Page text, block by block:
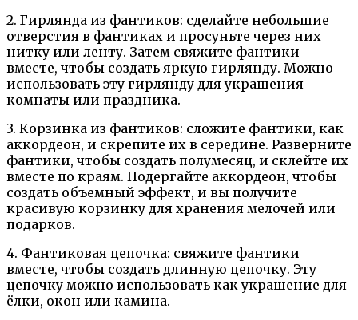
2. Гирлянда из фантиков: сделайте небольшие
отверстия в фантиках и просуньте через них
нитку или ленту. Затем свяжите фантики
вместе, чтобы создать яркую гирлянду. Можно
использовать эту гирлянду для украшения
комнаты или праздника.
3. Корзинка из фантиков: сложите фантики, как
аккордеон, и скрепите их в середине. Разверните
фантики, чтобы создать полумесяц, и склейте их
вместе по краям. Подергайте аккордеон, чтобы
создать объемный эффект, и вы получите
красивую корзинку для хранения мелочей или
подарков.
4. Фантиковая цепочка: свяжите фантики
вместе, чтобы создать длинную цепочку. Эту
цепочку можно использовать как украшение для
ёлки, окон или камина.